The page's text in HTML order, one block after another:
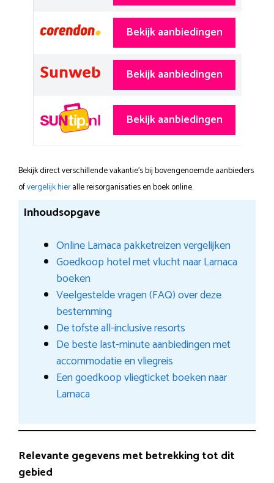
Bekijk aanbiedingen
Bekijk aanbiedingen
Bekijk aanbiedingen
Bekijk direct verschillende vakantie's bij bovengenoemde aanbieders
ofvergelijk hieralle reisorganisaties en boek online.
Inhoudsopgave
Online Larnaca pakketreizen vergelijken
Goedkoop hotel met vlucht naar Larnaca
boeken
Veelgestelde vragen (FAQ) over deze
bestemming
De tofste all-inclusive resorts
De beste last-minute aanbiedingen met
accommodatie en vliegreis
Een goedkoop vliegticket boeken naar
Larnaca
Relevante gegevens met betrekking tot dit
gebied